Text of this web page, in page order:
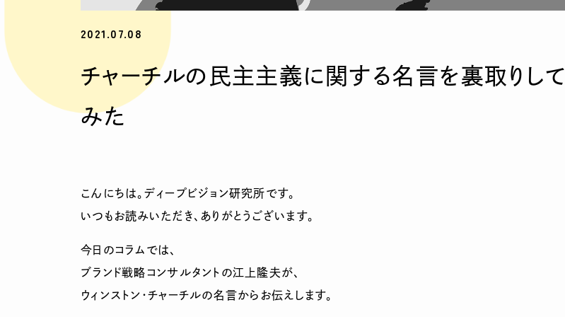
2021.07.08
チャーチルの民主主義に関する名言を裏取りして
みた
こんにちは。ディープビジョン研究所です。
いつもお読みいただき、ありがとうございます。
今日のコラムでは、
ブランド戦略コンサルタントの江上隆夫が、
ウィンストン・チャーチルの名言からお伝えします。